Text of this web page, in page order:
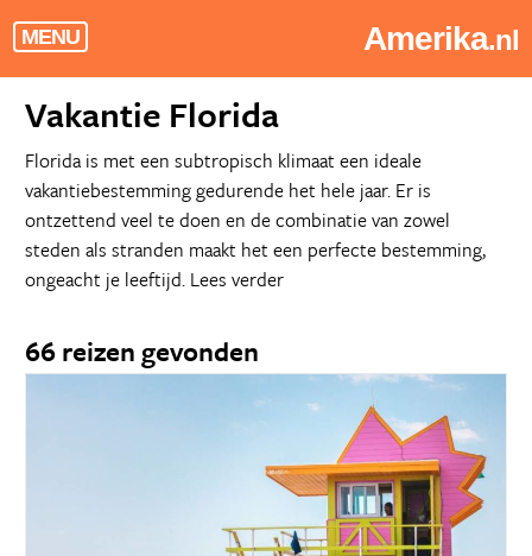
MENU Amerika.nl
Vakantie Florida
Florida is met een subtropisch klimaat een ideale
vakantiebestemming gedurende het hele jaar. Er is
ontzettend veel te doen en de combinatie van zowel
steden als stranden maakt het een perfecte bestemming,
ongeacht je leeftijd. Lees verder
66 reizen gevonden